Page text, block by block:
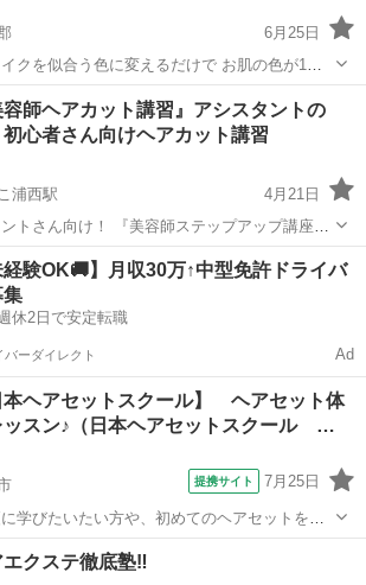
6月25日
クを似合う色に変えるだけで お肌の色が1ト
悩みののくま、シミ、くすみ、ほうれい線が
与える印象も良くなりますよ🎶 貴方の似合
カラー...
アメイク パーソナルカラー
容師ヘアカット講習』アシスタントの
心者さん向けヘアカット講習
浦西駅
4月21日
容師ステップアップ講座』
・コース」● このコースでは… オーダーの
が切れるようになります! ●こんな方向
だこ浦西駅 ヘアメイク サロン
経験OK🚚】月収30万↑中型免許ドライバ
集
休2日で安定転職
バーダイレクト Ad
本ヘアセットスクール】 ヘアセット体
ッスン♪（日本ヘアセットスクール …
提携サイト 7月25日
学びたいたい方や、初めてのヘアセットを一
ールで学べる技術を実際に体感して頂きま
タイルを実際にセットしてもらいます(*˘︶
ヘアメイク
クステ徹底塾‼️